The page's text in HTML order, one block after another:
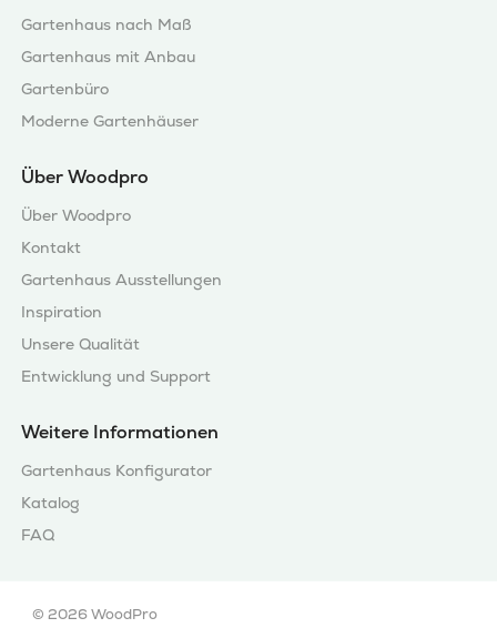
Gartenhaus nach Maß
Gartenhaus mit Anbau
Gartenbüro
Moderne Gartenhäuser
Über Woodpro
Über Woodpro
Kontakt
Gartenhaus Ausstellungen
Inspiration
Unsere Qualität
Entwicklung und Support
Weitere Informationen
Gartenhaus Konfigurator
Katalog
FAQ
© 2026 WoodPro